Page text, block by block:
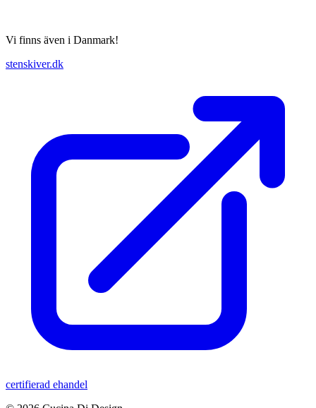
Vi finns även i Danmark!
stenskiver.dk
certifierad ehandel